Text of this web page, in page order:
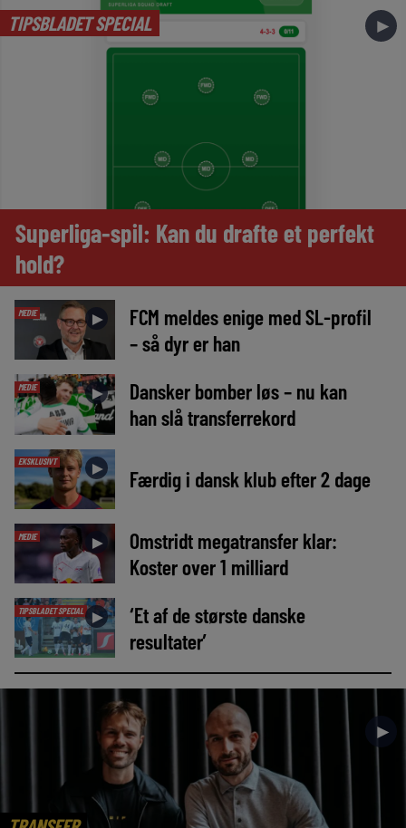
TIPSBLADET SPECIAL ►
Superliga-spil: Kan du drafte et perfekt
hold?
MEDIE ►
FCM meldes enige med SL-profil
– så dyr er han
MEDIE ►
Dansker bomber løs – nu kan
han slå transferrekord
EKSKLUSIVT ► Færdig i dansk klub efter 2 dage
MEDIE ►
Omstridt megatransfer klar:
Koster over 1 milliard
TIPSBLADET SPECIAL ►
‘Et af de største danske
resultater’
►